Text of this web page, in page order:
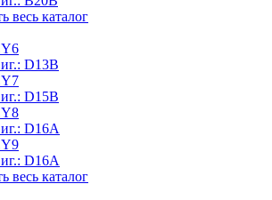
весь каталог
D13B
D15B
D16A
D16A
весь каталог